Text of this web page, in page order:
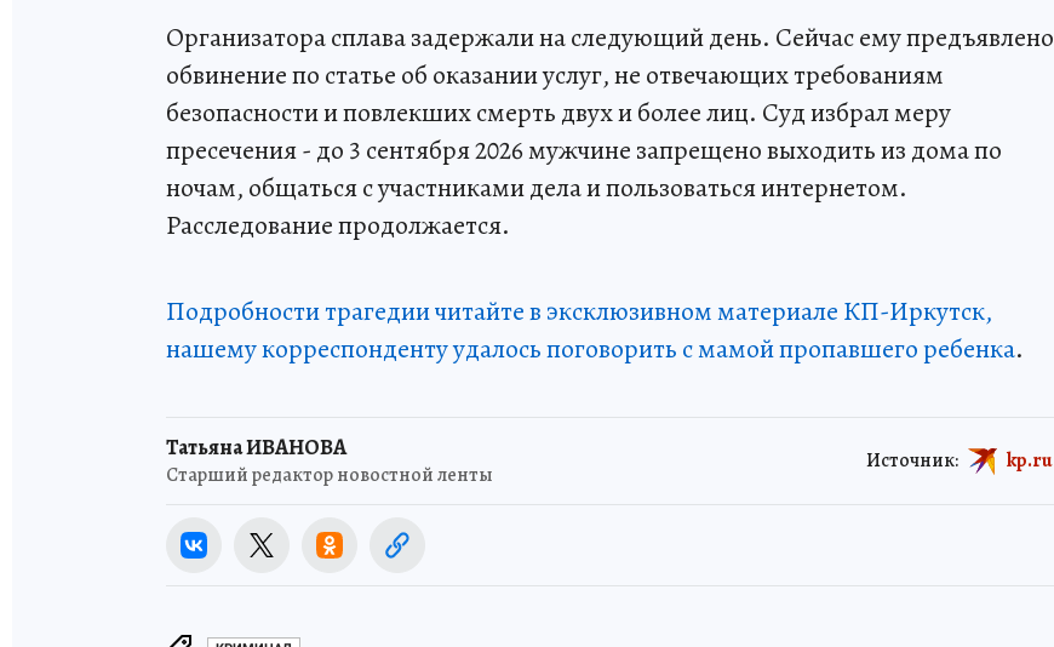
Организатора сплава задержали на следующий день. Сейчас ему предъявлено
обвинение по статье об оказании услуг, не отвечающих требованиям
безопасности и повлекших смерть двух и более лиц. Суд избрал меру
пресечения - до 3 сентября 2026 мужчине запрещено выходить из дома по
ночам, общаться с участниками дела и пользоваться интернетом.
Расследование продолжается.
Подробности трагедии читайте в эксклюзивном материале КП-Иркутск,
нашему корреспонденту удалось поговорить с мамой пропавшего ребенка.
Татьяна ИВАНОВА
Старший редактор новостной ленты
Источник: kp.ru